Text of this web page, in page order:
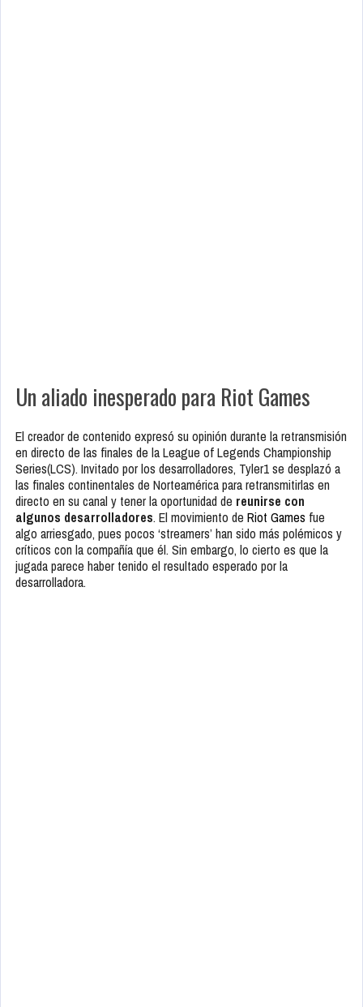
Un aliado inesperado para Riot Games
El creador de contenido expresó su opinión durante la retransmisión
en directo de las finales de la League of Legends Championship
Series(LCS). Invitado por los desarrolladores, Tyler1 se desplazó a
las finales continentales de Norteamérica para retransmitirlas en
directo en su canal y tener la oportunidad de reunirse con
algunos desarrolladores. El movimiento de Riot Games fue
algo arriesgado, pues pocos ‘streamers’ han sido más polémicos y
críticos con la compañía que él. Sin embargo, lo cierto es que la
jugada parece haber tenido el resultado esperado por la
desarrolladora.